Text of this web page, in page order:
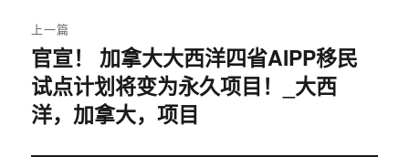
章
导
航
上一篇
上
篇
文
官宣！ 加拿大大西洋四省AIPP移民
试点计划将变为永久项目！_大西
洋，加拿大，项目